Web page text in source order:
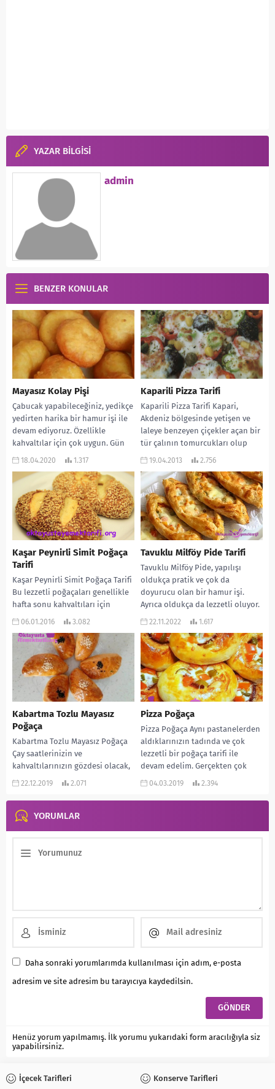
YAZAR BİLGİSİ
admin
BENZER KONULAR
Mayasız Kolay Pişi
Çabucak yapabileceğiniz, yedikçe
yedirten harika bir hamur işi ile
devam ediyoruz. Özellikle
kahvaltılar için çok uygun. Gün
içinde atıştırmalık olarak...
18.04.2020 1.317
Kaparili Pizza Tarifi
Kaparili Pizza Tarifi Kapari,
Akdeniz bölgesinde yetişen ve
laleye benzeyen çiçekler açan bir
tür çalının tomurcukları olup
genelde cam kavanozlar...
19.04.2013 2.756
Kaşar Peynirli Simit Poğaça
Tarifi
Kaşar Peynirli Simit Poğaça Tarifi
Bu lezzetli poğaçaları genellikle
hafta sonu kahvaltıları için
yapıyorum. Çocuklar çok
susama...
06.01.2016 3.082
Tavuklu Milföy Pide Tarifi
Tavuklu Milföy Pide, yapılışı
oldukça pratik ve çok da
doyurucu olan bir hamur işi.
Ayrıca oldukça da lezzetli oluyor.
Tavuk...
22.11.2022 1.617
Kabartma Tozlu Mayasız
Poğaça
Kabartma Tozlu Mayasız Poğaça
Çay saatlerinizin ve
kahvaltılarınızın gözdesi olacak,
kıyır kıyır bir poğaça tarifi ile
çocukların...
22.12.2019 2.071
Pizza Poğaça
Pizza Poğaça Aynı pastanelerden
aldıklarınızın tadında ve çok
lezzetli bir poğaça tarifi ile
devam edelim. Gerçekten çok
lezzetli oluyor. Kahvaltılara,...
04.03.2019 2.394
YORUMLAR
Daha sonraki yorumlarımda kullanılması için adım, e-posta
adresim ve site adresim bu tarayıcıya kaydedilsin.
Henüz yorum yapılmamış. İlk yorumu yukarıdaki form aracılığıyla siz
yapabilirsiniz.
İçecek Tarifleri Konserve Tarifleri